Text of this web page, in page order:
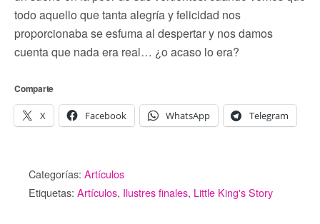
todo aquello que tanta alegría y felicidad nos
proporcionaba se esfuma al despertar y nos damos
cuenta que nada era real… ¿o acaso lo era?
Comparte
X Facebook WhatsApp Telegram
Categorías: Artículos
Etiquetas: Artículos, Ilustres finales, Little King's Story